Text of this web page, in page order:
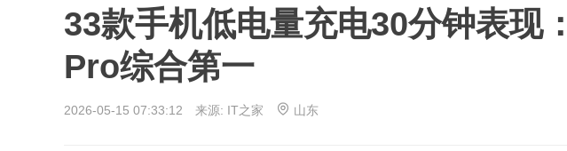
33款手机低电量充电30分钟表现
Pro综合第一
2026-05-15 07:33:12 来源: IT之家 山东